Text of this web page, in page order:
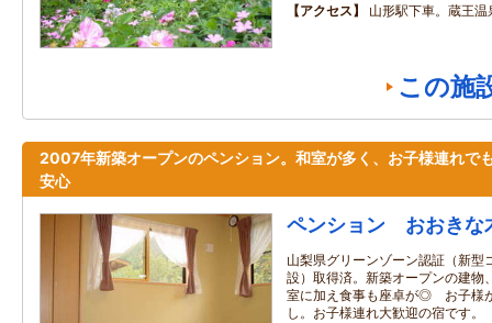
アクセス
山形駅下車。蔵王
この施
2007年新築オープンのペンション。和室が多く、お子様連れで
安心
ペンション おおきな
山梨県グリーンゾーン認証（新型
設）取得済。新築オープンの建物
室に加え食事も座卓が◎ お子様
し。お子様連れ大歓迎の宿です。